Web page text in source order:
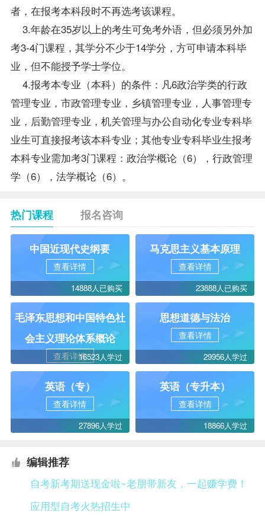
者，在报考本科段时不再选考该课程。
3.年龄在35岁以上的考生可免考外语，但必须另外加
考3-4门课程，其学分不少于14学分，方可申请本科毕
业，但不能授予学士学位。
4.报考本专业（本科）的条件：凡6政治学类的行政
管理专业 ，市政管理专业，乡镇管理专业，人事管理专
业，后勤管理专业，机关管理与办公自动化专业专科毕
业生可直接报考该本科专业；其他专业专科毕业生报考
本科专业需加考3门课程： 政治学概论 （6），行政管理
学（6）， 法学概论 （6）。
热门课程 报名咨询
中国近现代史纲要
查看详情
14888人已购买
马克思主义基本原理
查看详情
23888人已购买
毛泽东思想和中国特色社
会主义理论体系概论
查看详情16523人学过
思想道德与法治
查看详情
29956人学过
英语（专）
查看详情
27896人学过
英语（专升本）
查看详情
18866人学过
编辑推荐
自考新考期送现金啦~老朋带新友，一起赚学费！
应用型自考火热招生中